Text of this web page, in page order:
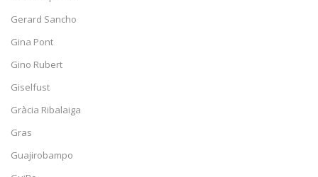
Gerard Sancho
Gina Pont
Gino Rubert
Giselfust
Gràcia Ribalaiga
Gras
Guajirobampo